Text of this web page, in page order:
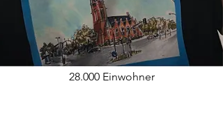
28.000 Einwohner